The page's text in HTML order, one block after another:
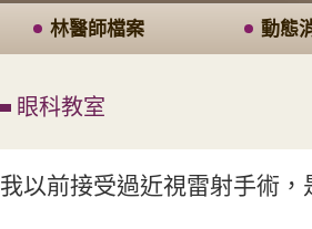
林醫師檔案 動態
眼科教室
我以前接受過近視雷射手術